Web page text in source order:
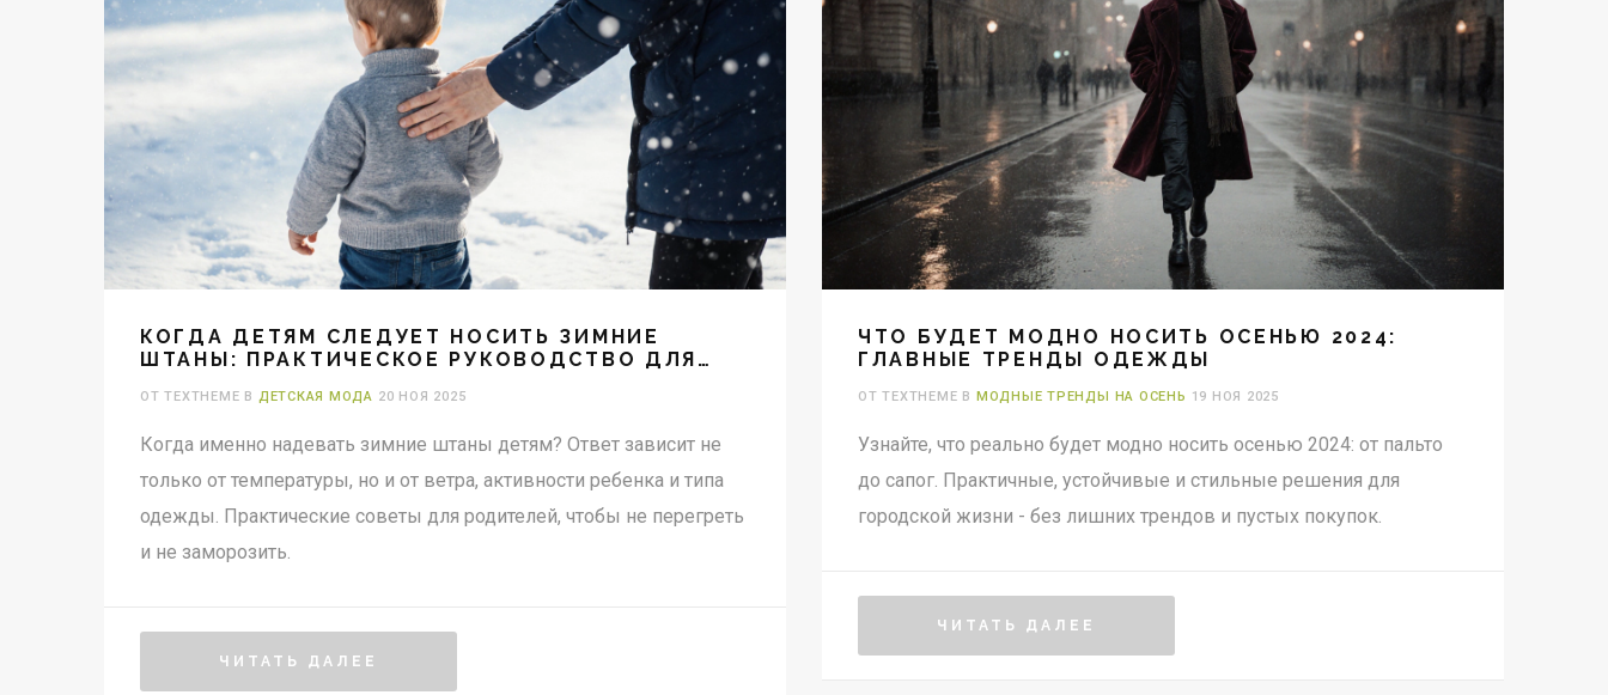
КОГДА ДЕТЯМ СЛЕДУЕТ НОСИТЬ ЗИМНИЕ
ШТАНЫ: ПРАКТИЧЕСКОЕ РУКОВОДСТВО ДЛЯ
ОТ TEXTHEME В ДЕТСКАЯ МОДА 20 НОЯ 2025
Когда именно надевать зимние штаны детям? Ответ зависит не
только от температуры, но и от ветра, активности ребенка и типа
одежды. Практические советы для родителей, чтобы не перегреть
и не заморозить.
ЧИТАТЬ ДАЛЕЕ
ЧТО БУДЕТ МОДНО НОСИТЬ ОСЕНЬЮ 2024:
ГЛАВНЫЕ ТРЕНДЫ ОДЕЖДЫ
ОТ TEXTHEME В МОДНЫЕ ТРЕНДЫ НА ОСЕНЬ 19 НОЯ 2025
Узнайте, что реально будет модно носить осенью 2024: от пальто
до сапог. Практичные, устойчивые и стильные решения для
городской жизни - без лишних трендов и пустых покупок.
ЧИТАТЬ ДАЛЕЕ